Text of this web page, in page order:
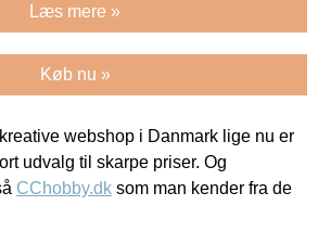
Læs mere »
Køb nu »
webshop i Danmark lige nu er
udvalg til skarpe priser. Og
CChobby.dk som man kender fra de